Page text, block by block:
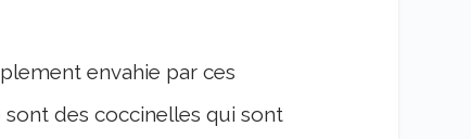
envahie par ces
des coccinelles qui sont